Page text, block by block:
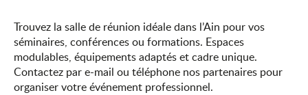
Trouvez la salle de réunion idéale dans l’Ain pour vos
séminaires, conférences ou formations. Espaces
modulables, équipements adaptés et cadre unique.
Contactez par e-mail ou téléphone nos partenaires pour
organiser votre événement professionnel.